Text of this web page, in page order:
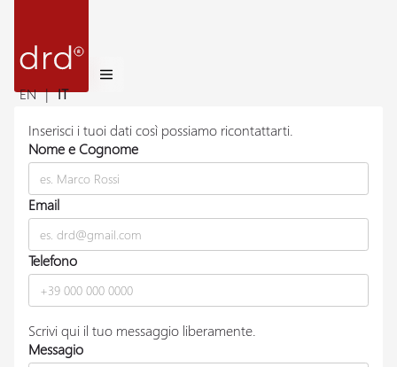
EN | IT
Inserisci i tuoi dati così possiamo ricontattarti.
Nome e Cognome
Email
Telefono
Scrivi qui il tuo messaggio liberamente.
Messagio